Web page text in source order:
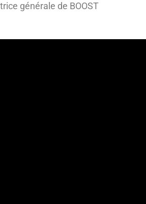
générale de BOOST